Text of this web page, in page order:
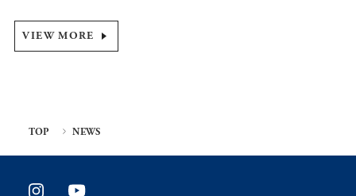
VIEW MORE
TOP NEWS